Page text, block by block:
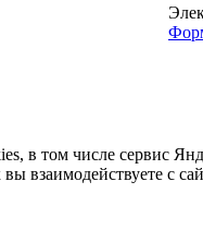
в том числе сервис
взаимодействуете с